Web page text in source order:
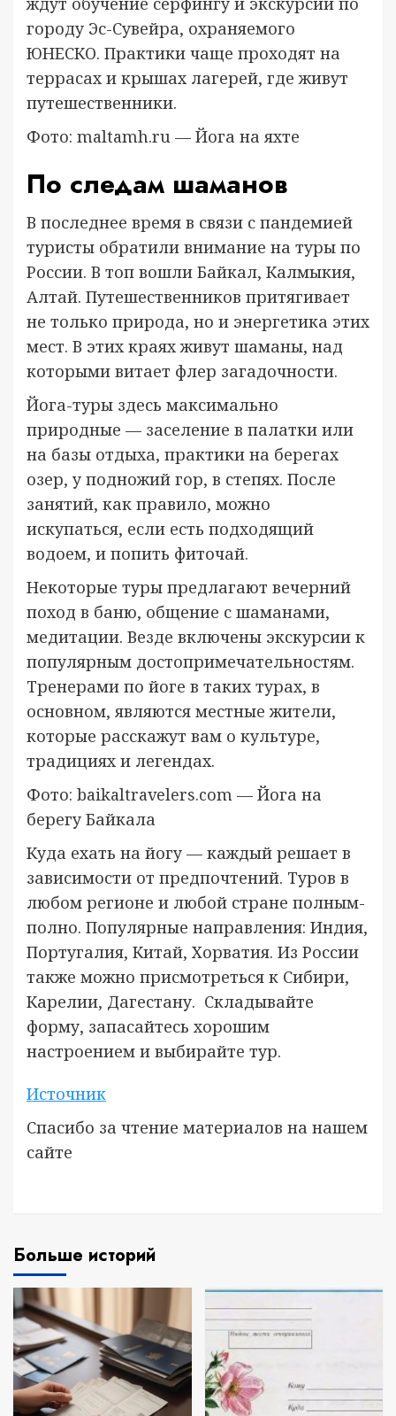
городу Эс-Сувейра, охраняемого
ЮНЕСКО. Практики чаще проходят на
террасах и крышах лагерей, где живут
путешественники.
Фото: maltamh.ru — Йога на яхте
По следам шаманов
В последнее время в связи с пандемией
туристы обратили внимание на туры по
России. В топ вошли Байкал, Калмыкия,
Алтай. Путешественников притягивает
не только природа, но и энергетика этих
мест. В этих краях живут шаманы, над
которыми витает флер загадочности.
Йога-туры здесь максимально
природные — заселение в палатки или
на базы отдыха, практики на берегах
озер, у подножий гор, в степях. После
занятий, как правило, можно
искупаться, если есть подходящий
водоем, и попить фиточай.
Некоторые туры предлагают вечерний
поход в баню, общение с шаманами,
медитации. Везде включены экскурсии к
популярным достопримечательностям.
Тренерами по йоге в таких турах, в
основном, являются местные жители,
которые расскажут вам о культуре,
традициях и легендах.
Фото: baikaltravelers.com — Йога на
берегу Байкала
Куда ехать на йогу — каждый решает в
зависимости от предпочтений. Туров в
любом регионе и любой стране полным-
полно. Популярные направления: Индия,
Португалия, Китай, Хорватия. Из России
также можно присмотреться к Сибири,
Карелии, Дагестану. Складывайте
форму, запасайтесь хорошим
настроением и выбирайте тур.
Источник
Спасибо за чтение материалов на нашем
сайте
Больше историй